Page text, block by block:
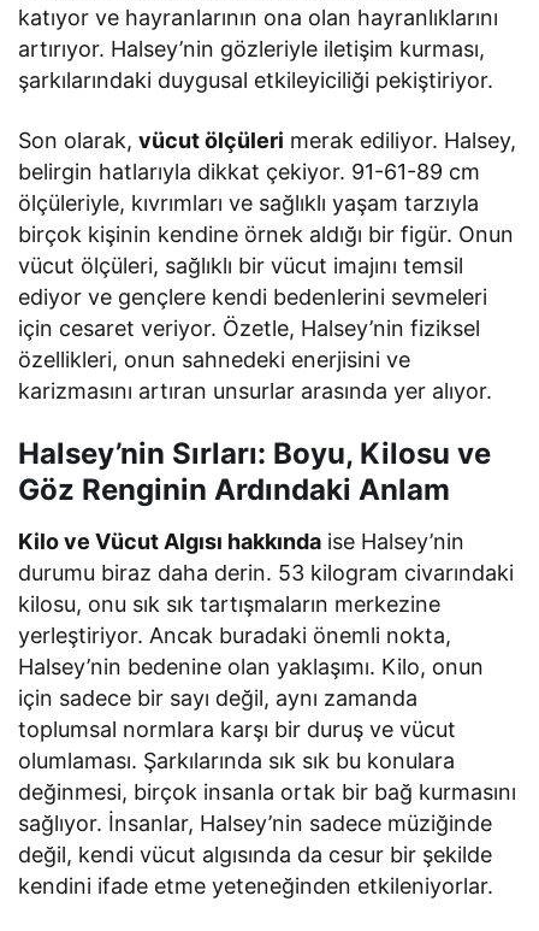
katıyor ve hayranlarının ona olan hayranlıklarını
artırıyor. Halsey’nin gözleriyle iletişim kurması,
şarkılarındaki duygusal etkileyiciliği pekiştiriyor.
Son olarak,vücut ölçüleri merak ediliyor. Halsey,
belirgin hatlarıyla dikkat çekiyor. 91-61-89 cm
ölçüleriyle, kıvrımları ve sağlıklı yaşam tarzıyla
birçok kişinin kendine örnek aldığı bir figür. Onun
vücut ölçüleri, sağlıklı bir vücut imajını temsil
ediyor ve gençlere kendi bedenlerini sevmeleri
için cesaret veriyor. Özetle, Halsey’nin fiziksel
özellikleri, onun sahnedeki enerjisini ve
karizmasını artıran unsurlar arasında yer alıyor.
Halsey’nin Sırları: Boyu, Kilosu ve
Göz Renginin Ardındaki Anlam
Kilo ve Vücut Algısı hakkında ise Halsey’nin
durumu biraz daha derin. 53 kilogram civarındaki
kilosu, onu sık sık tartışmaların merkezine
yerleştiriyor. Ancak buradaki önemli nokta,
Halsey’nin bedenine olan yaklaşımı. Kilo, onun
için sadece bir sayı değil, aynı zamanda
toplumsal normlara karşı bir duruş ve vücut
olumlaması. Şarkılarında sık sık bu konulara
değinmesi, birçok insanla ortak bir bağ kurmasını
sağlıyor. İnsanlar, Halsey’nin sadece müziğinde
değil, kendi vücut algısında da cesur bir şekilde
kendini ifade etme yeteneğinden etkileniyorlar.